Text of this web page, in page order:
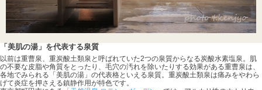
「美肌の湯」を代表する泉質
以前は重曹泉、重炭酸土類泉と呼ばれていた2つの泉質からなる炭酸水素塩泉。肌
の不要な皮脂や角質をとったり、毛穴の汚れを除いたりする効果がある重曹泉は、
各地でみられる「美肌の湯」の代表格といえる泉質。重炭酸土類泉は痛みをやわら
げて炎症を押さえる鎮静作用が特色です。